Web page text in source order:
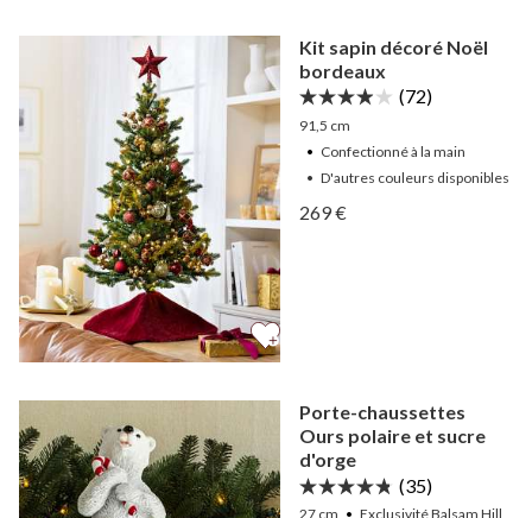
Kit sapin décoré Noël
bordeaux
(72)
91,5 cm
Confectionné à la main
• D'autres couleurs disponibles
Afficher Kit sapin décoré
Afficher Kit sapin décoré
269 €
Porte-chaussettes
Ours polaire et sucre
d'orge
(35)
27 cm Exclusivité Balsam Hill